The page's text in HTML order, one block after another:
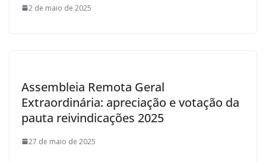
2 de maio de 2025
Assembleia Remota Geral
Extraordinária: apreciação e votação da
pauta reivindicações 2025
27 de maio de 2025